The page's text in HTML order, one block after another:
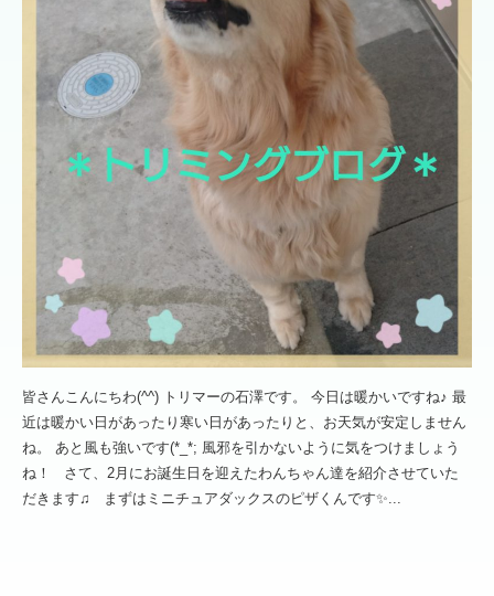
皆さんこんにちわ(^^) トリマーの石澤です。 今日は暖かいですね♪ 最
近は暖かい日があったり寒い日があったりと、お天気が安定しません
ね。 あと風も強いです(*_*; 風邪を引かないように気をつけましょう
ね！ さて、2月にお誕生日を迎えたわんちゃん達を紹介させていた
だきます♫ まずはミニチュアダックスのピザくんです✨...